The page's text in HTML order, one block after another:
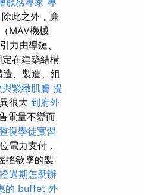
除此之外，廉
MÁV機械
力由導鏈、
在建築結構
、製造、組
緊緻肌膚 提
很大 到府外
電量不變而
復學徒實習
電力支付，
搖欲墜的製
過期怎麼辦
的 buffet 外